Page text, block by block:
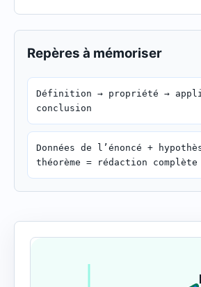
Repères à mémoriser
Définition → propriété →
conclusion
Données de l’énoncé +
théorème = rédaction complète